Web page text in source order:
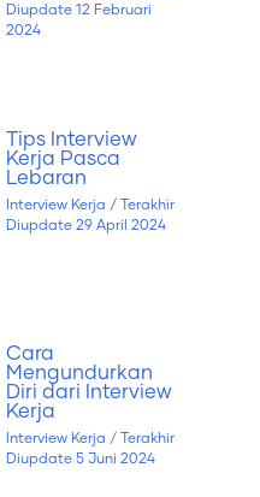
Diupdate12 Februari
2024
Tips Interview
Kerja Pasca
Lebaran
Interview Kerja / Terakhir
Diupdate29 April 2024
Cara
Mengundurkan
Diri dari Interview
Kerja
Interview Kerja / Terakhir
Diupdate5 Juni 2024